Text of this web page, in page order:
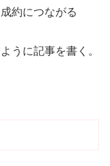
約につながる
うに記事を書く。